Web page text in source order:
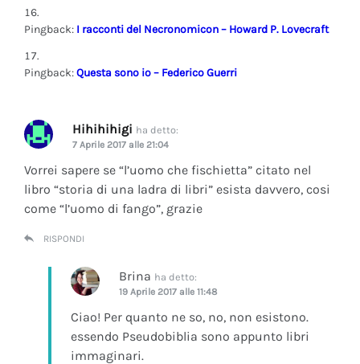
Pingback: I racconti del Necronomicon – Howard P. Lovecraft
Pingback:Questa sono io – Federico Guerri
Hihihihigi ha detto:
7 Aprile 2017 alle 21:04
Vorrei sapere se “l’uomo che fischietta” citato nel
libro “storia di una ladra di libri” esista davvero, cosi
come “l’uomo di fango”, grazie
RISPONDI
Brina ha detto:
19 Aprile 2017 alle 11:48
Ciao! Per quanto ne so, no, non esistono.
essendo Pseudobiblia sono appunto libri
immaginari.